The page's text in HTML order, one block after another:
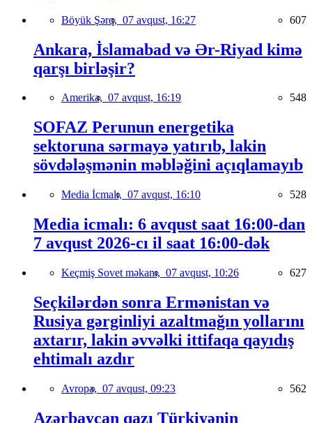
Böyük Şərq, 07 avqust, 16:27 607
Ankara, İslamabad və Ər-Riyad kimə
qarşı birləşir?
Amerika, 07 avqust, 16:19 548
SOFAZ Perunun energetika
sektoruna sərmayə yatırıb, lakin
sövdələşmənin məbləğini açıqlamayıb
Media İcmalı, 07 avqust, 16:10 528
Media icmalı: 6 avqust saat 16:00-dan
7 avqust 2026-cı il saat 16:00-dək
Keçmiş Sovet məkanı, 07 avqust, 10:26 627
Seçkilərdən sonra Ermənistan və
Rusiya gərginliyi azaltmağın yollarını
axtarır, lakin əvvəlki ittifaqa qayıdış
ehtimalı azdır
Avropa, 07 avqust, 09:23 562
Azərbaycan qazı Türkiyənin